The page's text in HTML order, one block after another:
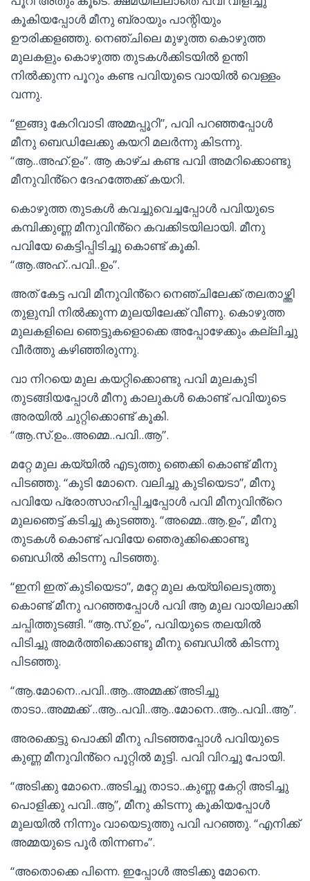
കൂകിയപ്പോൾ മീനു ബ്രായും പാന്റിയും
ഊരിക്കളഞ്ഞു. നെഞ്ചിലെ മുഴുത്ത കൊഴുത്ത
മുലകളും കൊഴുത്ത തുടകൾക്കിടയിൽ ഉന്തി
നിൽക്കുന്ന പൂറും കണ്ട പവിയുടെ വായിൽ വെള്ളം
വന്നു.
“ഇങ്ങു കേറിവാടി അമ്മപ്പൂറി”, പവി പറഞ്ഞപ്പോൾ
മീനു ബെഡിലേക്കു കയറി മലർന്നു കിടന്നു.
“ആ..അഹ്.ഉം”. ആ കാഴ്ച കണ്ട പവി അമറിക്കൊണ്ടു
മീനുവിൻ്റെ ദേഹത്തേക്ക് കയറി.
കൊഴുത്ത തുടകൾ കവച്ചുവെച്ചപ്പോൾ പവിയുടെ
കമ്പിക്കുണ്ണ മീനുവിൻ്റെ കവക്കിടയിലായി. മീനു
പവിയേ കെട്ടിപ്പിടിച്ചു കൊണ്ട് കൂകി.
“ആ.അഹ്..പവി..ഉം”.
അത് കേട്ട പവി മീനുവിൻ്റെ നെഞ്ചിലേക്ക് തലതാഴ്ത്തി
തുളുമ്പി നിൽക്കുന്ന മുലയിലേക്ക് വീണു. കൊഴുത്ത
മുലകളിലെ ഞെട്ടുകളൊക്കെ അപ്പോഴേക്കും കല്ലിച്ചു
വീർത്തു കഴിഞ്ഞിരുന്നു.
വാ നിറയെ മുല കയറ്റിക്കൊണ്ടു പവി മുലകുടി
തുടങ്ങിയപ്പോൾ മീനു കാലുകൾ കൊണ്ട് പവിയുടെ
അരയിൽ ചുറ്റിക്കൊണ്ട് കൂകി.
“ആ.സ്.ഉം..അമ്മെ..പവി..ആ”.
മറ്റേ മുല കയ്യിൽ എടുത്തു ഞെക്കി കൊണ്ട് മീനു
പിടഞ്ഞു. “കുടി മോനെ. വലിച്ചു കുടിയെടാ”, മീനു
പവിയേ പ്രോത്സാഹിപ്പിച്ചപ്പോൾ പവി മീനുവിൻ്റെ
മുലഞെട്ട് കടിച്ചു കുടഞ്ഞു. “അമ്മെ..ആ.ഉം”, മീനു
തുടകൾ കൊണ്ട് പവിയേ ഞെരുക്കിക്കൊണ്ടു
ബെഡിൽ കിടന്നു പിടഞ്ഞു.
“ഇനി ഇത് കുടിയെടാ”, മറ്റേ മുല കയ്യിലെടുത്തു
കൊണ്ട് മീനു പറഞ്ഞപ്പോൾ പവി ആ മുല വായിലാക്കി
ചപ്പിത്തുടങ്ങി. “ആ.സ്.ഉം”, പവിയുടെ തലയിൽ
പിടിച്ചു അമർത്തിക്കൊണ്ടു മീനു ബെഡിൽ കിടന്നു
പിടഞ്ഞു.
“ആ.മോനെ..പവി..ആ..അമ്മക്ക് അടിച്ചു
താടാ..അമ്മക്ക് ..ആ..പവി..ആ..മോനെ..ആ..പവി..ആ”.
അരക്കെട്ടു പൊക്കി മീനു പിടഞ്ഞപ്പോൾ പവിയുടെ
കുണ്ണ മീനുവിൻ്റെ പൂറ്റിൽ മുട്ടി. പവി വിറച്ചു പോയി.
“അടിക്കു മോനെ..അടിച്ചു താടാ..കുണ്ണ കേറ്റി അടിച്ചു
പൊളിക്കു പവി..ആ”, മീനു കിടന്നു കൂകിയപ്പോൾ
മുലയിൽ നിന്നും വായെടുത്തു പവി പറഞ്ഞു. “എനിക്ക്
അമ്മയുടെ പൂർ തിന്നണം”.
“അതൊക്കെ പിന്നെ. ഇപ്പോൾ അടിക്കു മോനെ.